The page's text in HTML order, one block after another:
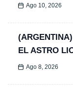
Ago 10, 2026
EL ASTRO
Ago 8, 2026